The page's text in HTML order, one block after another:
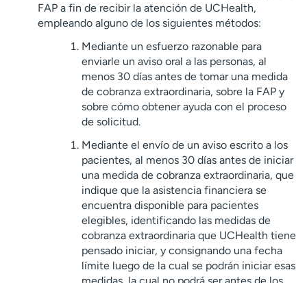
FAP a fin de recibir la atención de UCHealth,
empleando alguno de los siguientes métodos:
Mediante un esfuerzo razonable para
enviarle un aviso oral a las personas, al
menos 30 días antes de tomar una medida
de cobranza extraordinaria, sobre la FAP y
sobre cómo obtener ayuda con el proceso
de solicitud.
Mediante el envío de un aviso escrito a los
pacientes, al menos 30 días antes de iniciar
una medida de cobranza extraordinaria, que
indique que la asistencia financiera se
encuentra disponible para pacientes
elegibles, identificando las medidas de
cobranza extraordinaria que UCHealth tiene
pensado iniciar, y consignando una fecha
límite luego de la cual se podrán iniciar esas